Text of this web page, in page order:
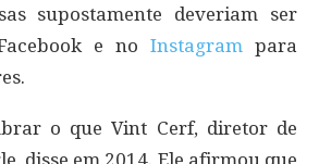
supostamente deveriam ser
e no Instagram para
o que Vint Cerf, diretor de
disse em 2014. Ele afirmou que